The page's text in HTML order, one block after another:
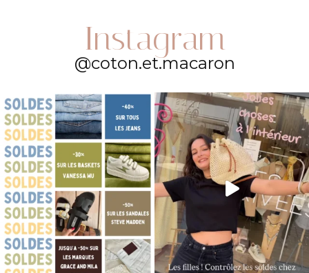
Instagram
@coton.et.macaron